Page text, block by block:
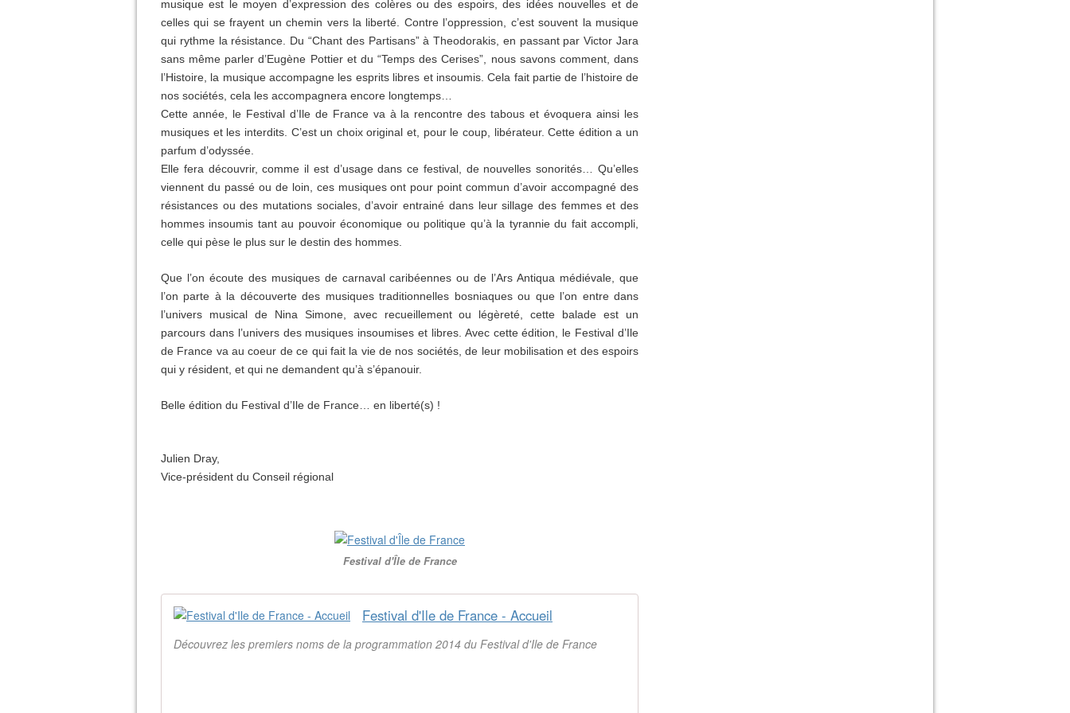
musique est le moyen d’expression des colères ou des espoirs, des idées nouvelles et de
celles qui se frayent un chemin vers la liberté. Contre l’oppression, c’est souvent la musique
qui rythme la résistance. Du “Chant des Partisans” à Theodorakis, en passant par Victor Jara
sans même parler d’Eugène Pottier et du“Temps des Cerises”, nous savons comment, dans
l’Histoire, la musique accompagne les esprits libres et insoumis. Cela fait partie de l’histoire de
nos sociétés, cela les accompagnera encore longtemps…
Cette année, le Festival d’Ile de France va à la rencontre des tabous et évoquera ainsi les
musiques et les interdits. C’est un choix original et, pour le coup, libérateur. Cette édition a un
parfum d’odyssée.
Elle fera découvrir, comme il est d’usage dans ce festival, de nouvelles sonorités… Qu’elles
viennent du passé ou de loin, ces musiques ont pour point commun d’avoir accompagné des
résistances ou des mutations sociales, d’avoir entrainé dans leur sillage des femmes et des
hommes insoumis tant au pouvoir économique ou politique qu’à la tyrannie du fait accompli,
celle qui pèse le plus sur le destin des hommes.
Que l’on écoute des musiques de carnaval caribéennes ou de l’Ars Antiqua médiévale, que
l’on parte à la découverte des musiques traditionnelles bosniaques ou que l’on entre dans
l’univers musical de Nina Simone, avec recueillement ou légèreté, cette balade est un
parcours dans l’univers des musiques insoumises et libres. Avec cette édition, le Festival d’Ile
de France va au coeur de ce qui fait la vie de nos sociétés, de leur mobilisation et des espoirs
qui y résident, et qui ne demandent qu’à s’épanouir.
Belle édition du Festival d’Ile de France… en liberté(s) !
Julien Dray,
Vice-président du Conseil régional
Festival d'Île de France
Festival d'Ile de France - Accueil
Découvrez les premiers noms de la programmation 2014 du Festival d'Ile de France